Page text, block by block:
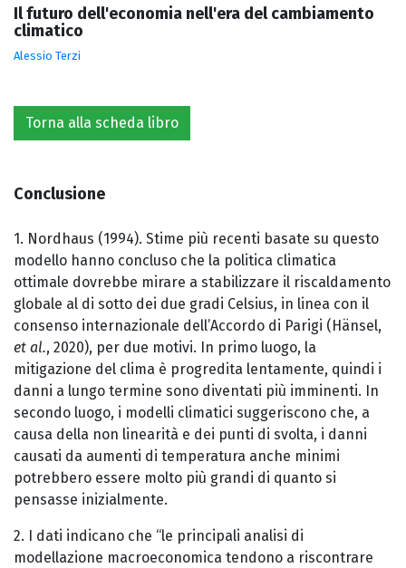
Il futuro dell'economia nell'era del cambiamento
climatico
Alessio Terzi
Torna alla scheda libro
Conclusione
1. Nordhaus (1994). Stime più recenti basate su questo
modello hanno concluso che la politica climatica
ottimale dovrebbe mirare a stabilizzare il riscaldamento
globale al di sotto dei due gradi Celsius, in linea con il
consenso internazionale dell’Accordo di Parigi (Hänsel,
et al., 2020), per due motivi. In primo luogo, la
mitigazione del clima è progredita lentamente, quindi i
danni a lungo termine sono diventati più imminenti. In
secondo luogo, i modelli climatici suggeriscono che, a
causa della non linearità e dei punti di svolta, i danni
causati da aumenti di temperatura anche minimi
potrebbero essere molto più grandi di quanto si
pensasse inizialmente.
2. I dati indicano che “le principali analisi di
modellazione macroeconomica tendono a riscontrare